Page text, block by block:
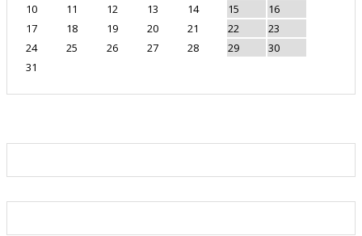
10
11 12 13 14 15
16
17
18 19 20 21 22
23
24
25 26 27 28 29
30
31